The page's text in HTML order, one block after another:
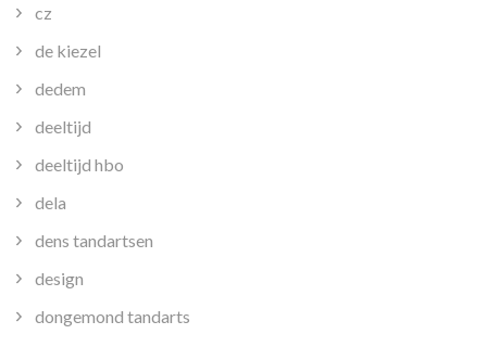
cz
de kiezel
dedem
deeltijd
deeltijd hbo
dela
dens tandartsen
design
dongemond tandarts